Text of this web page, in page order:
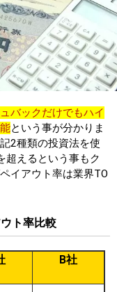
バックだけでもハイ
という事が分かりま
2種類の投資法を使
超えるという事もク
イアウト率は業界TO
ト率比較
B社